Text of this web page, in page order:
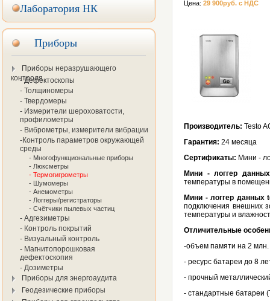
Лаборатория НК
Приборы
Приборы неразрушающего
контроля
- Дефектоскопы
- Толщиномеры
- Твердомеры
- Измерители шероховатости,
профилометры
- Виброметры, измерители вибрации
-Контроль параметров окружающей
среды
- Многофункциональные приборы
- Люксметры
- Термогигрометры
- Шумомеры
- Анемометры
- Логгеры/регистраторы
- Счётчики пылевых частиц
- Адгезиметры
- Контроль покрытий
- Визуальный контроль
- Магнитопорошковая
дефектоскопия
- Дозиметры
Приборы для энергоаудита
Геодезические приборы
Цена: 29 900руб. с НДС
Производитель: Testo
Гарантия: 24 месяца
Сертификаты: Мини -
Мини - логгер
температуры в
Мини - логгер данных
подключения внешних
температуры и
Отличительные
-объем памяти на 2 млн.
- ресурс батареи до 8
- прочный
- стандартные батареи